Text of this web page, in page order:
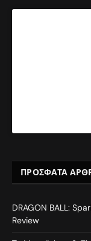
ΠΡΌΣΦΑΤΑ
DRAGON BALL:
Review